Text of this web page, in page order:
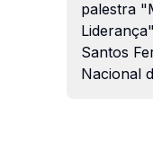
palestra
Santos
Nacional